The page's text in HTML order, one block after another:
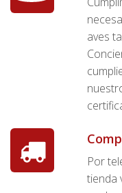
aves
Por
tienda